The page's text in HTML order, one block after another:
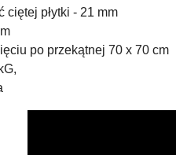
ciętej płytki - 21 mm
po przekątnej 70 x 70 cm